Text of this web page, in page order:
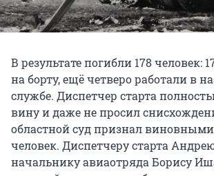
В результате погибли 178 человек:
на борту, ещё четверо работали в
службе. Диспетчер старта
вину и даже не просил
областной суд признал
человек. Диспетчеру старта
начальнику авиаотряда Борису